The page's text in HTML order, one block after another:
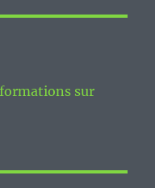
sur